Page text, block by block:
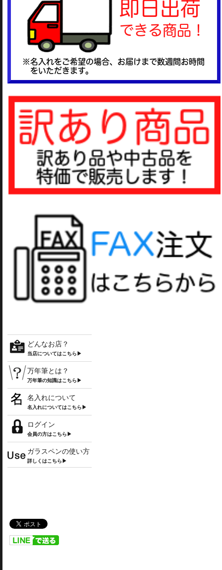
どんなお店？
当店についてはこちら▶
万年筆とは？
万年筆の知識はこちら▶
名入れについて
名入れについてはこちら▶
ログイン
会員の方はこちら▶
ガラスペンの使い方
詳しくはこちら▶